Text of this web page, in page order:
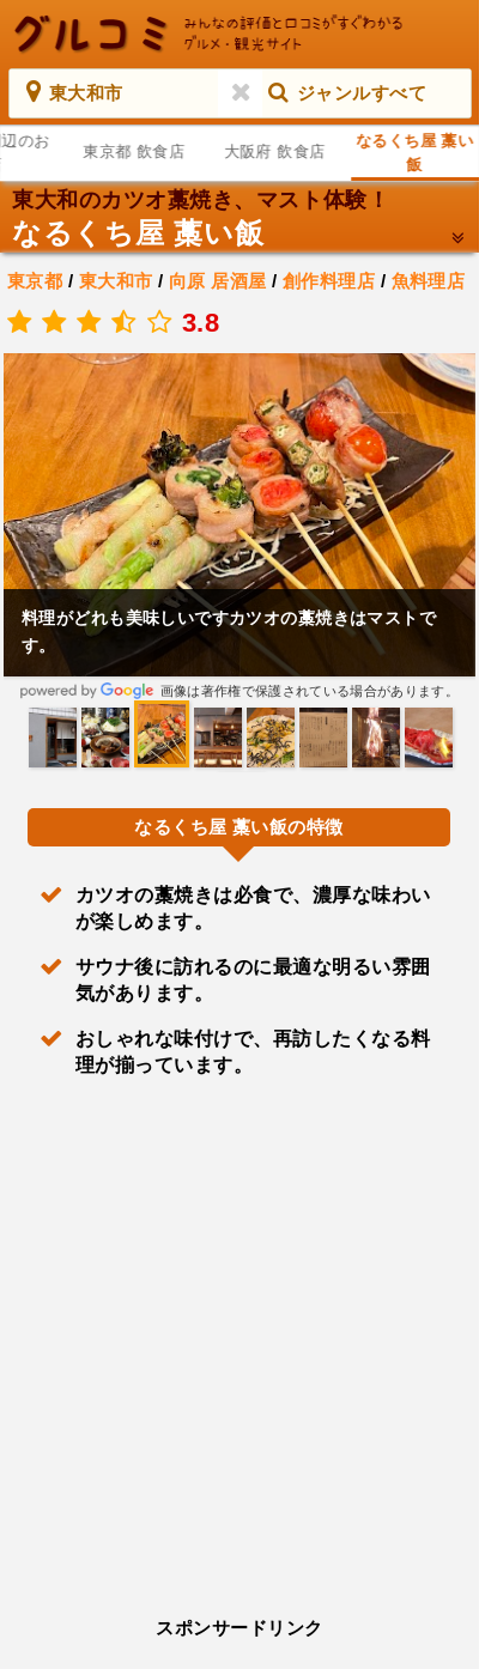
東大和市 ジャンルすべて
のお
東京都 飲食店 大阪府 飲食店
なるくち屋 藁い
飯
東大和のカツオ藁焼き、マスト体験！
なるくち屋 藁い飯
東京都 / 東大和市 / 向原 居酒屋 / 創作料理店 / 魚料理店
3.8
料理がどれも美味しいですカツオの藁焼きはマストで
す。
画像は著作権で保護されている場合があります。
なるくち屋 藁い飯の特徴
カツオの藁焼きは必食で、濃厚な味わい
が楽しめます。
サウナ後に訪れるのに最適な明るい雰囲
気があります。
おしゃれな味付けで、再訪したくなる料
理が揃っています。
スポンサードリンク